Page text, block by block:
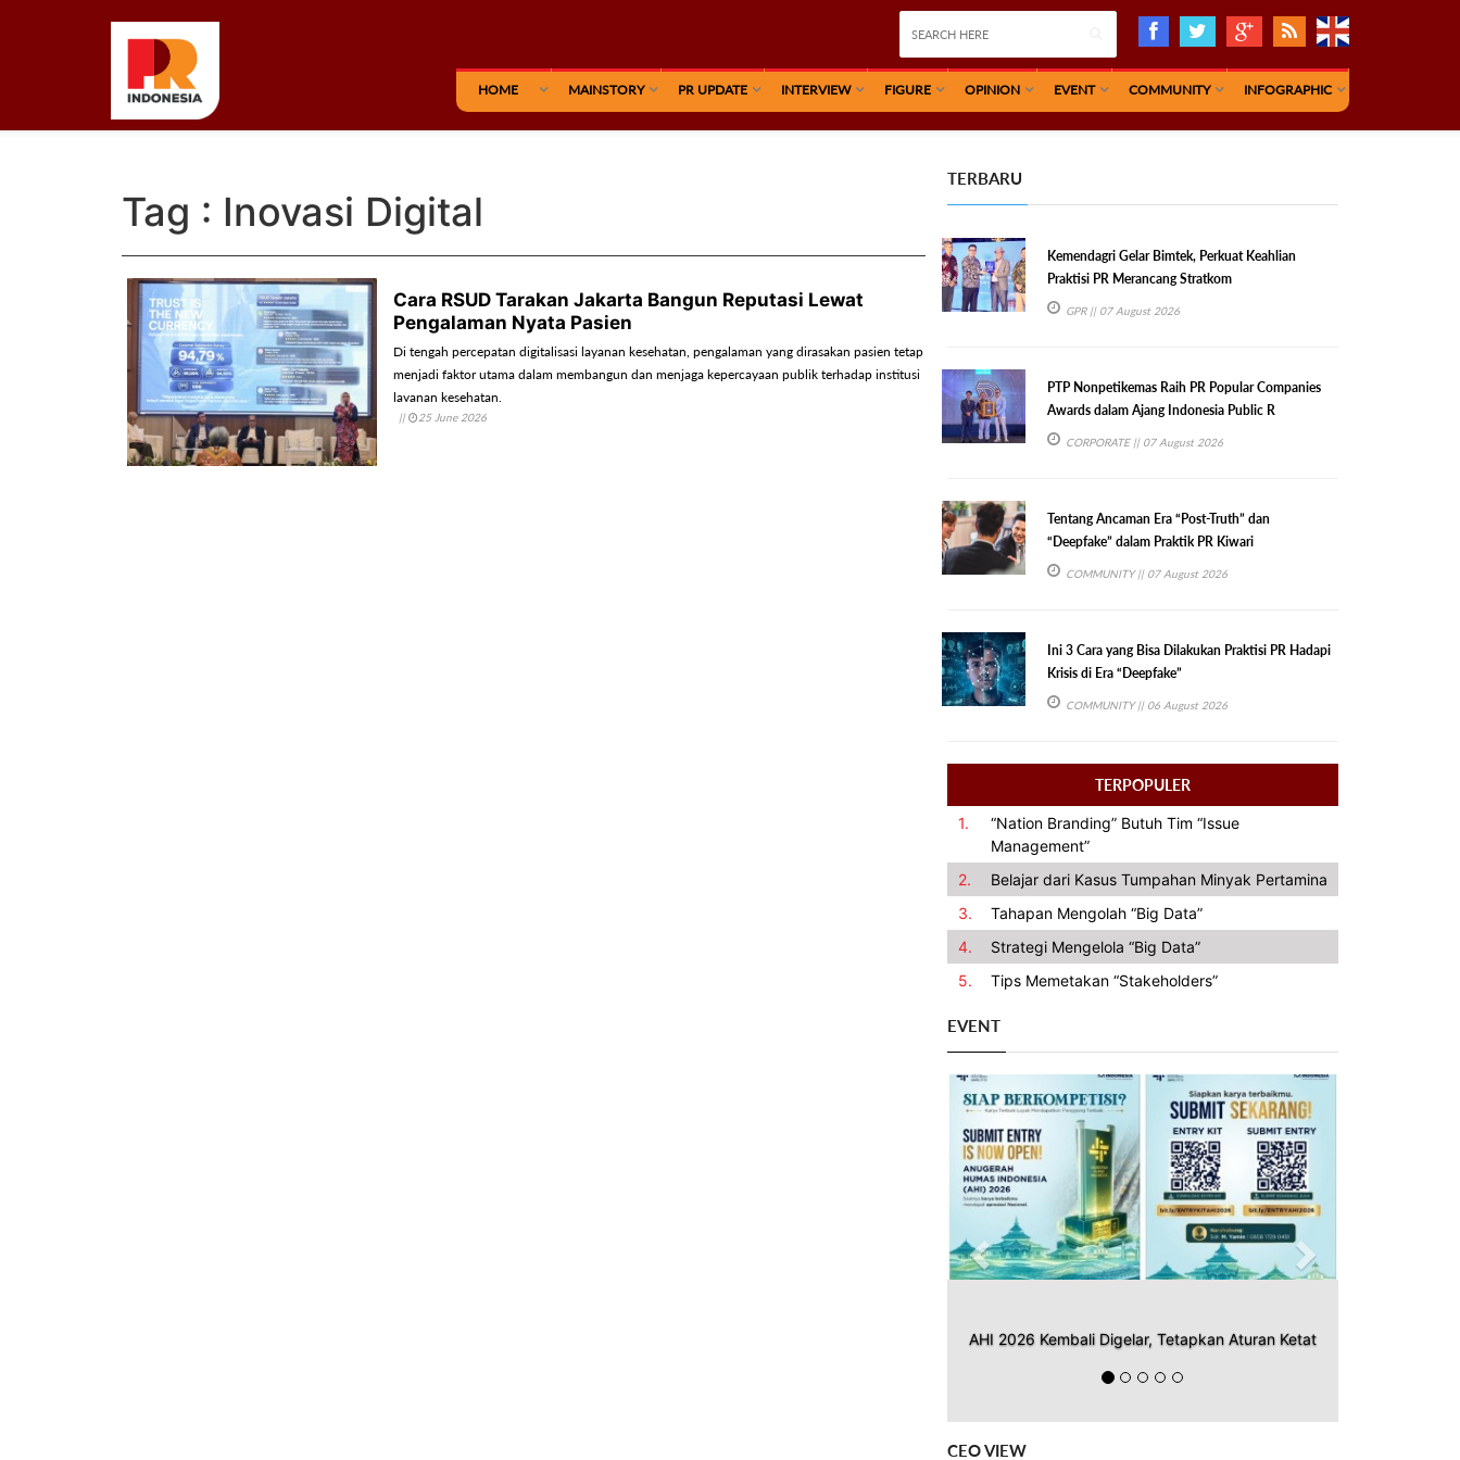
HOME MAINSTORY PR UPDATE INTERVIEW FIGURE OPINION EVENT COMMUNITY INFOGRAPHIC
Tag : Inovasi Digital
Cara RSUD Tarakan Jakarta Bangun Reputasi Lewat
Pengalaman Nyata Pasien
Di tengah percepatan digitalisasi layanan kesehatan, pengalaman yang dirasakan pasien tetap
menjadi faktor utama dalam membangun dan menjaga kepercayaan publik terhadap institusi
layanan kesehatan.
|| 25 June 2026
TERBARU
Kemendagri Gelar Bimtek, Perkuat Keahlian
Praktisi PR Merancang Stratkom
GPR|| 07 August 2026
PTP Nonpetikemas Raih PR Popular Companies
Awards dalam Ajang Indonesia Public R
CORPORATE|| 07 August 2026
Tentang Ancaman Era “Post-Truth” dan
“Deepfake” dalam Praktik PR Kiwari
COMMUNITY|| 07 August 2026
Ini 3 Cara yang Bisa Dilakukan Praktisi PR Hadapi
Krisis di Era “Deepfake”
COMMUNITY|| 06 August 2026
TERPOPULER
1.
“Nation Branding” Butuh Tim “Issue
Management”
2.
Belajar dari Kasus Tumpahan Minyak Pertamina
3.
Tahapan Mengolah “Big Data”
4.
Strategi Mengelola “Big Data”
5.
Tips Memetakan “Stakeholders”
EVENT
AHI 2026 Kembali Digelar, Tetapkan Aturan Ketat
Previous Next
CEO VIEW